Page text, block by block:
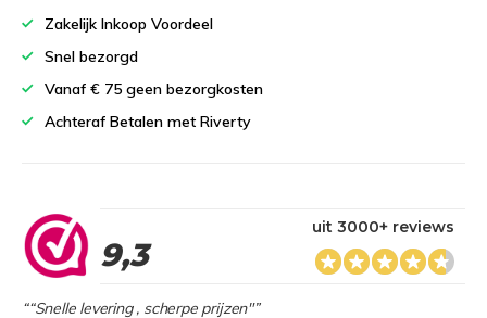
Zakelijk Inkoop Voordeel
Snel bezorgd
Vanaf € 75 geen bezorgkosten
Achteraf Betalen met Riverty
9,3
uit 3000+ reviews
““Snelle levering , scherpe prijzen"”